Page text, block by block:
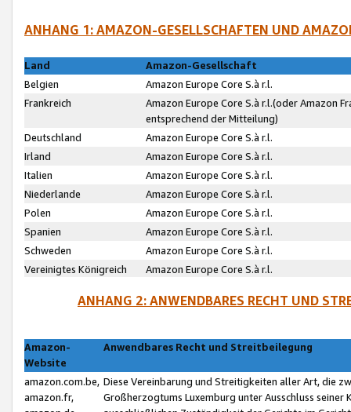
ANHANG 1: AMAZON-GESELLSCHAFTEN UND
Land
Amazon-Gesellschaft
Belgien
Amazon Europe Core S.à r.l.
Frankreich
Amazon Europe Core S.à r.l.(oder Amazon
entsprechend der Mitteilung)
Deutschland
Amazon Europe Core S.à r.l.
Irland
Amazon Europe Core S.à r.l.
Italien
Amazon Europe Core S.à r.l.
Niederlande
Amazon Europe Core S.à r.l.
Polen
Amazon Europe Core S.à r.l.
Spanien
Amazon Europe Core S.à r.l.
Schweden
Amazon Europe Core S.à r.l.
Vereinigtes Königreich
Amazon Europe Core S.à r.l.
ANHANG 2: ANWENDBARES RECHT UND
Amazon-
Website
Anwendbares Recht und Streitbeilegung
amazon.com.be,
amazon.fr,
Diese Vereinbarung und Streitigkeiten aller Art, die
Großherzogtums Luxemburg unter Ausschluss